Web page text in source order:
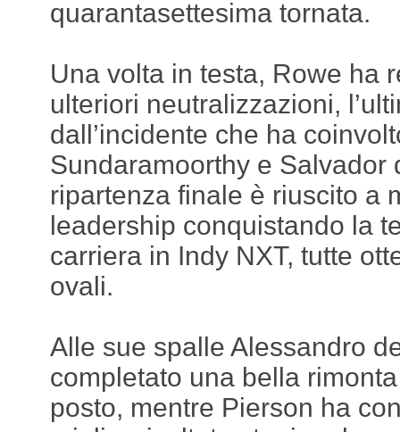
quarantasettesima tornata.
Una volta in testa, Rowe ha
ulteriori neutralizzazioni,
dall’incidente che ha
Sundaramoorthy e Salvador
ripartenza finale è riuscito a
leadership conquistando la
carriera in Indy NXT, tutte
ovali.
Alle sue spalle Alessandro
completato una bella
posto, mentre Pierson ha